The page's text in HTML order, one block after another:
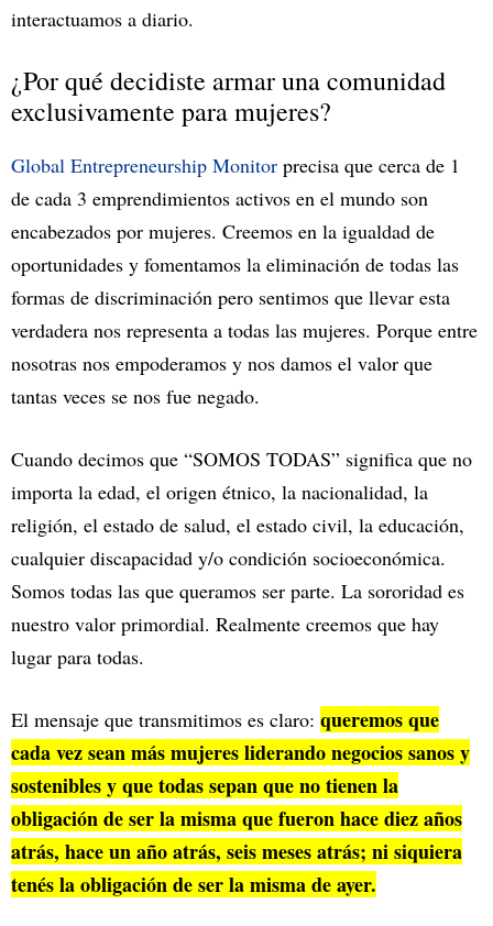
interactuamos a diario.
¿Por qué decidiste armar una comunidad
exclusivamente para mujeres?
Global Entrepreneurship Monitor precisa que cerca de 1
de cada 3 emprendimientos activos en el mundo son
encabezados por mujeres. Creemos en la igualdad de
oportunidades y fomentamos la eliminación de todas las
formas de discriminación pero sentimos que llevar esta
verdadera nos representa a todas las mujeres. Porque entre
nosotras nos empoderamos y nos damos el valor que
tantas veces se nos fue negado.
Cuando decimos que “SOMOS TODAS” significa que no
importa la edad, el origen étnico, la nacionalidad, la
religión, el estado de salud, el estado civil, la educación,
cualquier discapacidad y/o condición socioeconómica.
Somos todas las que queramos ser parte. La sororidad es
nuestro valor primordial. Realmente creemos que hay
lugar para todas.
El mensaje que transmitimos es claro: queremos que
cada vez sean más mujeres liderando negocios sanos y
sostenibles y que todas sepan que no tienen la
obligación de ser la misma que fueron hace diez años
atrás, hace un año atrás, seis meses atrás; ni siquiera
tenés la obligación de ser la misma de ayer.